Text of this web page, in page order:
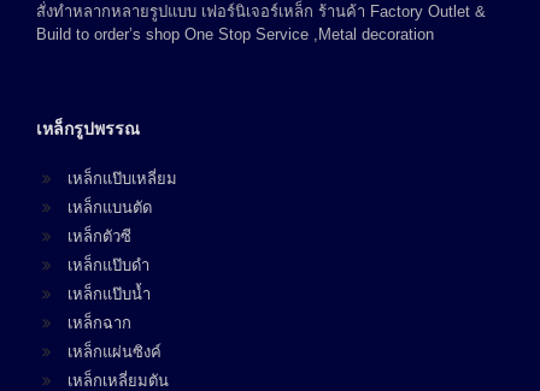
สั่งทำหลากหลายรูปแบบ เฟอร์นิเจอร์เหล็ก ร้านค้า Factory Outlet &
Build to order’s shop One Stop Service ,Metal decoration
เหล็กรูปพรรณ
เหล็กแป๊บเหลี่ยม
เหล็กแบนตัด
เหล็กตัวซี
เหล็กแป๊บดำ
เหล็กแป๊บน้ำ
เหล็กฉาก
เหล็กแผ่นซิงค์
เหล็กเหลี่ยมตัน